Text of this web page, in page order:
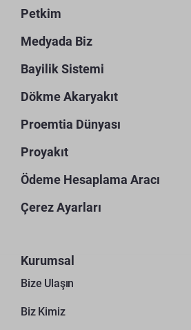
Petkim
Medyada Biz
Bayilik Sistemi
Dökme Akaryakıt
Proemtia Dünyası
Proyakıt
Ödeme Hesaplama Aracı
Çerez Ayarları
Kurumsal
Bize Ulaşın
Biz Kimiz